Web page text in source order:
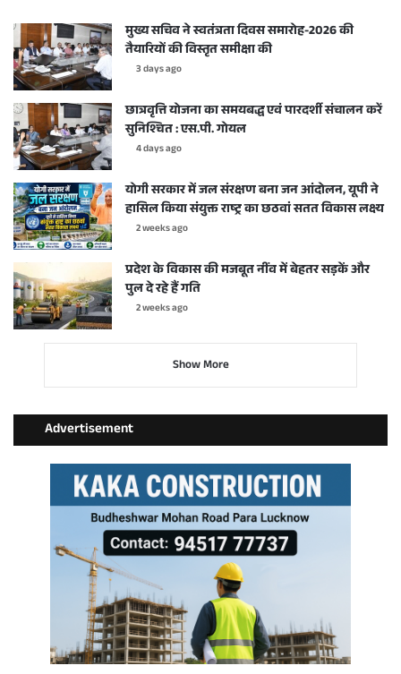
मुख्य सचिव ने स्वतंत्रता दिवस समारोह-2026 की
तैयारियों की विस्तृत समीक्षा की
3 days ago
छात्रवृत्ति योजना का समयबद्ध एवं पारदर्शी संचालन करें
सुनिश्चित : एस.पी. गोयल
4 days ago
योगी सरकार में जल संरक्षण बना जन आंदोलन, यूपी ने
हासिल किया संयुक्त राष्ट्र का छठवां सतत विकास लक्ष्य
2 weeks ago
प्रदेश के विकास की मजबूत नींव में बेहतर सड़कें और
पुल दे रहे हैं गति
2 weeks ago
Show More
Advertisement